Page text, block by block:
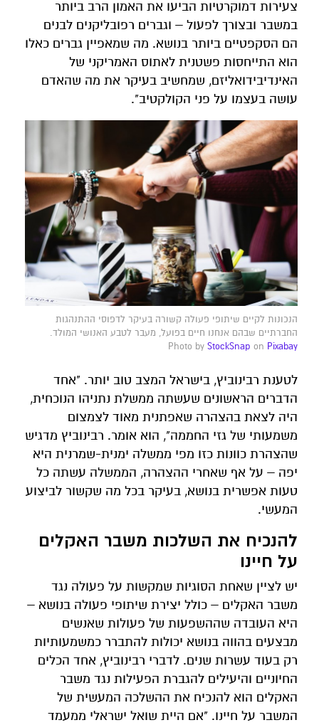
צעירות דמוקרטיות הביעו את האמון הרב ביותר
במשבר ובצורך לפעול – וגברים רפובליקנים לבנים
הם הסקפטיים ביותר בנושא. מה שמאפיין גברים כאלו
הוא התייחסות פשטנית לאתוס האמריקני של
האינדיבידואליזם, שמחשיב בעיקר את מה שהאדם
עושה בעצמו על פני הקולקטיב".
הנכונות לקיים שיתופי פעולה קשורה בעיקר לדפוסי ההתנהגות
החברתיים שבהם אנחנו חיים בפועל, מעבר לטבע האנושי המולד.
Photo by StockSnap on Pixabay
לטענת רבינוביץ, בישראל המצב טוב יותר. "אחד
הדברים הראשונים שעשתה ממשלת נתניהו הנוכחית,
היה לצאת בהצהרה שאפתנית מאוד לצמצום
משמעותי של גזי החממה", הוא אומר. רבינוביץ מדגיש
שהצהרת כוונות כזו מפי ממשלה ימנית-שמרנית היא
יפה – על אף שאחרי ההצהרה, הממשלה עשתה כל
טעות אפשרית בנושא, בעיקר בכל מה שקשור לביצוע
המעשי.
להנכיח את השלכות משבר האקלים
על חיינו
יש לציין שאחת הסוגיות שמקשות על פעולה נגד
משבר האקלים – כולל יצירת שיתופי פעולה בנושא –
היא העובדה שההשפעות של פעולות שאנשים
מבצעים בהווה בנושא יכולות להתברר כמשמעותיות
רק בעוד עשרות שנים. לדברי רבינוביץ, אחד הכלים
החיוניים והיעילים להגברת הפעילות נגד משבר
האקלים הוא להנכיח את ההשלכה המעשית של
המשבר על חיינו. "אם היית שואל ישראלי ממעמד